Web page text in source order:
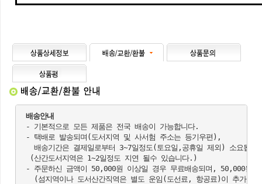
배송안내
- 기본적으로 모든 제품은 전국 배송이 가능합니다.
- 택배로 발송되며(도서지역 및 사서험 주소는 등기우편),
배송기간은 결제일로부터 3~7일정도(토요일,공휴일 제외) 소요됩니
  (산간도서지역은 1~2일정도 지연 될수 있습니다.)
- 주문하신 금액이 50,000원 이상일 경우 무료배송되며, 50,000원
(섬지역이나 도서산간직역은 별도 운임(도선료, 항공료)이 추가